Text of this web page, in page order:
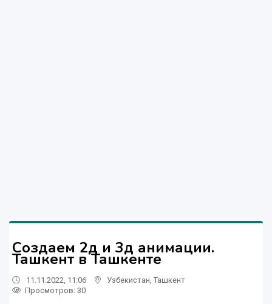
Создаем 2д и 3д анимации.
Ташкент в Ташкенте
11.11.2022, 11:06 Узбекистан Ташкент
Просмотров: 30